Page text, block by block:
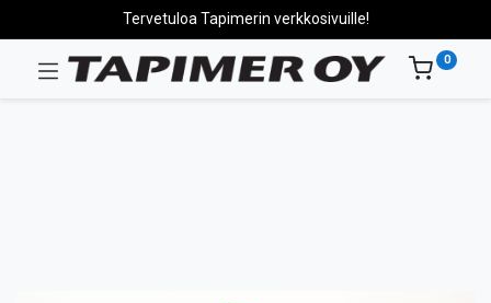
Tervetuloa Tapimerin verkkosivuille!
0